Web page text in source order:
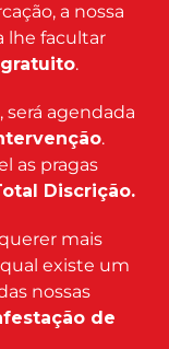
a nossa
lhe facultar
.
agendada
.
as pragas
Discrição.
mais
existe um
nossas
de